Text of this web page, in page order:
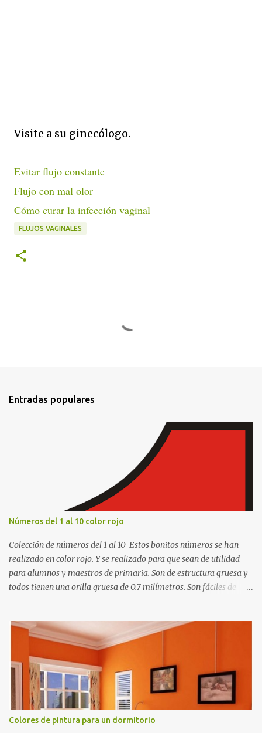
Visite a su ginecólogo.
Evitar flujo constante
Flujo con mal olor
Cómo curar la infección vaginal
FLUJOS VAGINALES
t
Entradas populares
Números del 1 al 10 color rojo
Colección de números del 1 al 10 Estos bonitos números se han
realizado en color rojo. Y se realizado para que sean de utilidad
para alumnos y maestros de primaria. Son de estructura gruesa y
todos tienen una orilla gruesa de 0.7 milímetros. Son fáciles de
matemáticos, para decorar los cumpleaños de los niños, entre
otras cosas.
Colores de pintura para un dormitorio